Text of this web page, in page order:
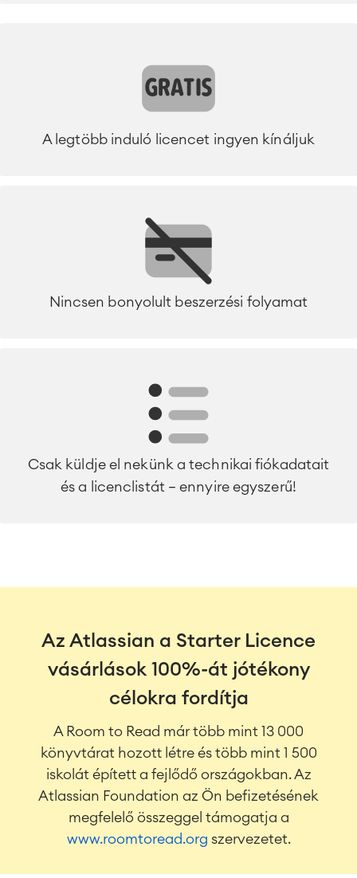
Agile & DevOps
Projektmenedzsment,
Munkairányítás
kezelés
Üzleti folyamatok
ERP Megoldások
Riportok & Dashboardok
Munkairányítás
Szervízmenedzsment
IT Service Management & CMDB
A legtöbb induló licencet ingyen kínáljuk
Nincsen bonyolult beszerzési folyamat
Csak küldje el nekünk a technikai fiókadatait
és a licenclistát – ennyire egyszerű!
Az Atlassian a Starter Licence
vásárlások 100%-át jótékony
célokra fordítja
A Room to Read már több mint 13 000
könyvtárat hozott létre és több mint 1 500
iskolát épített a fejlődő országokban. Az
Atlassian Foundation az Ön befizetésének
megfelelő összeggel támogatja a
www.roomtoread.org szervezetet.